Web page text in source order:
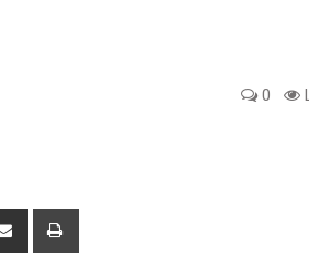
0
Share